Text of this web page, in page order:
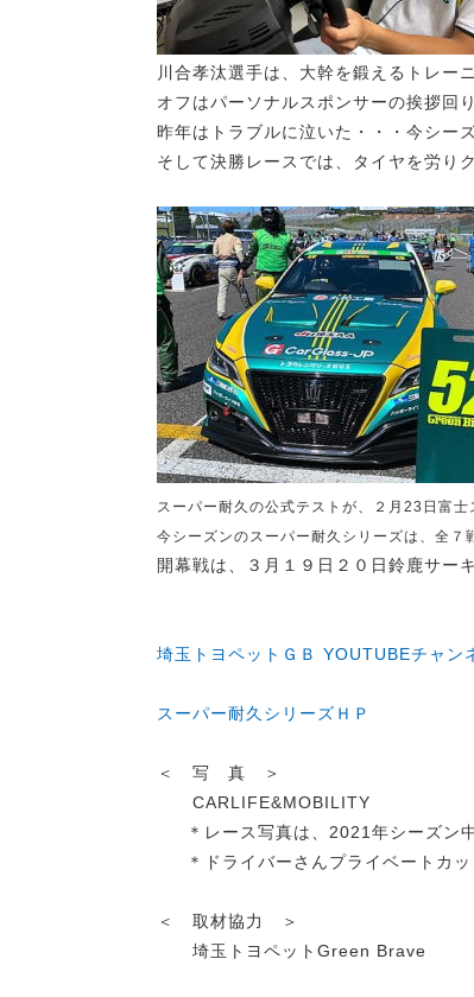
川合孝汰選手は、大幹を鍛えるトレー
オフはパーソナルスポンサーの挨拶回
昨年はトラブルに泣いた・・・今シー
そして決勝レースでは、タイヤを労り
スーパー耐久の公式テストが、２月23日富士
今シーズンのスーパー耐久シリーズは、全７
開幕戦は、３月１９日２０日鈴鹿サー
埼玉トヨペットＧＢ YOUTUBEチャン
スーパー耐久シリーズＨＰ
＜ 写 真 ＞
CARLIFE&MOBILITY
＊レース写真は、2021年シーズン
＊ドライバーさんプライベートカッ
＜ 取材協力 ＞
埼玉トヨペットGreen Brave